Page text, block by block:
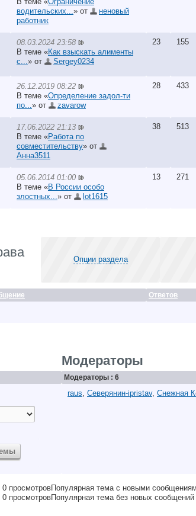
водительских... » от
неновый
работник
08.03.2024 23:58
В теме «Как взыскать алименты
с... » от Sergey0234
23 155
26.12.2019 08:22
В теме «Определение задол-ти
по... » от zavarow
28 433
17.06.2022 21:13
В теме «Работа по
совместительству» от
Анна3511
38 513
05.06.2014 01:00
В теме «В России особо
злостных... » от lot1615
13 271
Опции раздела
Ответов
Модераторы
Модераторы : 6
raus, Северянин-ipristav, Снежная
Популярная тема с новыми
Популярная тема без новых сообщений